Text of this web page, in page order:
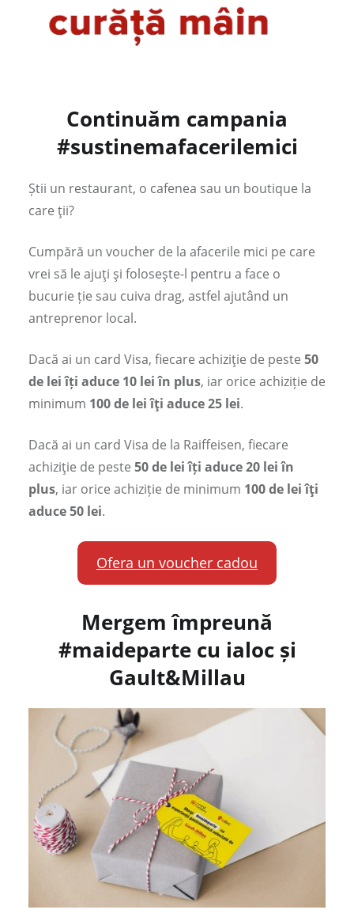
Continuăm campania
#sustinemafacerilemici
Știi un restaurant, o cafenea sau un boutique la
care ţii?
Cumpără un voucher de la afacerile mici pe care
vrei să le ajuţi şi foloseşte-l pentru a face o
bucurie ție sau cuiva drag, astfel ajutând un
antreprenor local.
Dacă ai un card Visa, fiecare achiziţie de peste 50
de lei îți aduce 10 lei în plus, iar orice achiziție de
minimum 100 de lei îţi aduce 25 lei.
Dacă ai un card Visa de la Raiffeisen, fiecare
achiziţie de peste 50 de lei îți aduce 20 lei în
plus, iar orice achiziție de minimum 100 de lei îţi
aduce 50 lei.
Ofera un voucher cadou
Mergem împreună
#maideparte cu ialoc și
Gault&Millau